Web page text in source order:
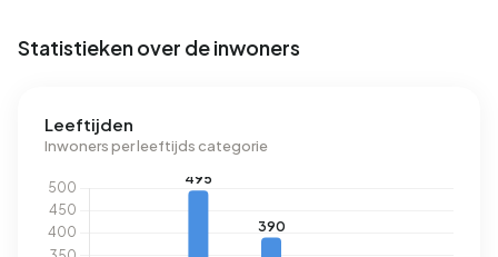
Statistieken over de inwoners
Leeftijden
Inwoners per leeftijds categorie